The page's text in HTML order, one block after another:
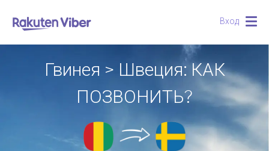
Вход
Гвинея > Швеция: КАК
ПОЗВОНИТЬ?